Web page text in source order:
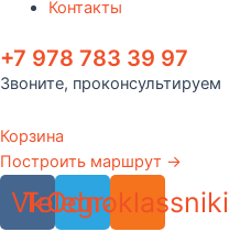
Контакты
+7 978 783 39 97
Звоните, проконсультируем
Корзина
Построить маршрут →
Vk
Telegram
Odnoklassniki